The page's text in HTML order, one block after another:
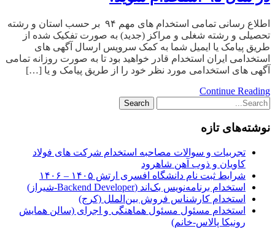
اطلاع رسانی تمامی استخدام های مهم ۹۴ بر حسب استان و رشته
تحصیلی و رشته شغلی و مراکز (جدید) به صورت تفکیک شده از
طریق پیامک یا ایمیل شما به کمک سرویس ارسال آگهی های
استخدامی ایران استخدام قادر خواهید بود تا به صورت روزانه تمامی
آگهی های استخدامی مورد نظر خود را از طریق پیامک و یا […]
Continue Reading
نوشته‌های تازه
تجربیات و سوالات مصاحبه استخدام شرکت های فولاد
کاویان و ذوب آهن شاهرود
شرایط ثبت نام دانشگاه افسری ارتش ۱۴۰۵ – ۱۴۰۶
استخدام برنامه‌نویس بک‌اند (Backend Developer-شیراز)
استخدام کارشناس فروش بین‌الملل (کرج)
استخدام مسئول مسئول هماهنگی و اجرای (سالن همایش
رونیکا پالاس-خانم)